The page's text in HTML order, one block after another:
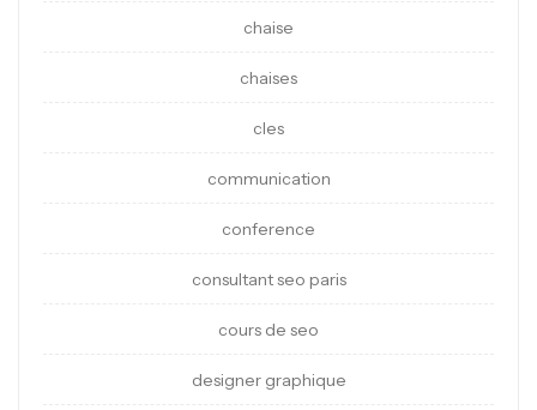
chaise
chaises
cles
communication
conference
consultant seo paris
cours de seo
designer graphique